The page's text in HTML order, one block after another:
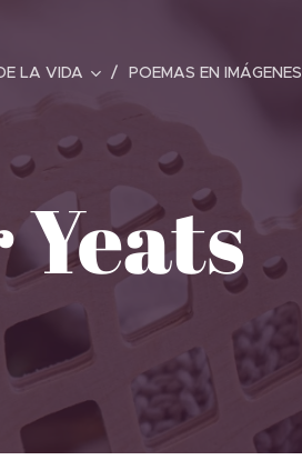
LA VIDA POEMAS EN IMÁGENES